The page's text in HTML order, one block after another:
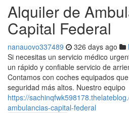
Alquiler de
Capital Federal
nanauovo337489 326 days ago
Si necesitas un servicio médico
un rápido y confiable servicio de
Contamos con coches equipados
seguridad más altos. Nuestro equipo
https://
ambulancias-capital-federal